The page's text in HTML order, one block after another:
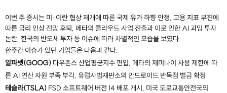
이번 주 증시는 미·이란 협상 재개에 따른 국제 유가 하향 안정, 고용 지표 부진에
따른 금리 인상 전망 후퇴, 메타의 클라우드 사업 진출과 이로 인한 AI 과잉 투자
논란, 한국의 반도체 투자 등 이슈에 따라 차별적인 모습을 보였다.
한주간 이슈가 있던 기업들은 다음과 같다.
알파벳(GOOG) 다우존스 산업평균지수 편입, 메타의 제미나이 사용 제한에 따
른 AI 연산 자원 부족 부각, 유럽사법재판소의 안드로이드 반독점 벌금 확정
테슬라(TSLA) FSD 소프트웨어 버전 14 배포 개시, 미국 도로교통안전국의